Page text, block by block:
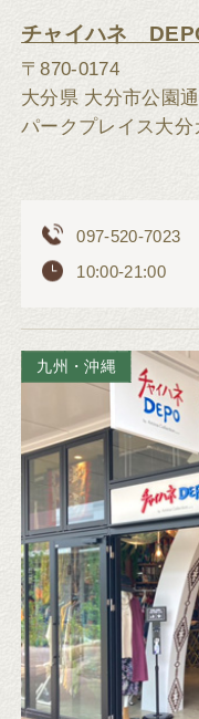
チャイハネ
〒870-0174
大分県 大分市公園
パークプレイス大
097-520-7023
10:00-21:00
九州・沖縄